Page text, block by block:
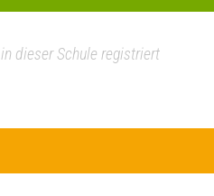
dieser Schule registriert